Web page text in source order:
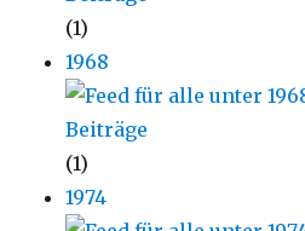
(1)
1968
(1)
1974